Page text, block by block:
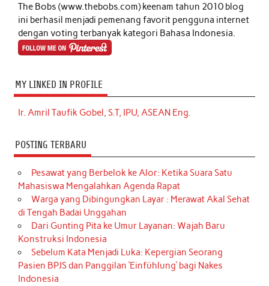
The Bobs (www.thebobs.com) keenam tahun 2010 blog
ini berhasil menjadi pemenang favorit pengguna internet
dengan voting terbanyak kategori Bahasa Indonesia.
MY LINKED IN PROFILE
Ir. Amril Taufik Gobel, S.T, IPU, ASEAN Eng.
POSTING TERBARU
Pesawat yang Berbelok ke Alor: Ketika Suara Satu
Mahasiswa Mengalahkan Agenda Rapat
Warga yang Dibingungkan Layar : Merawat Akal Sehat
di Tengah Badai Unggahan
Dari Gunting Pita ke Umur Layanan: Wajah Baru
Konstruksi Indonesia
Sebelum Kata Menjadi Luka: Kepergian Seorang
Pasien BPJS dan Panggilan ‘Einfühlung’ bagi Nakes
Indonesia